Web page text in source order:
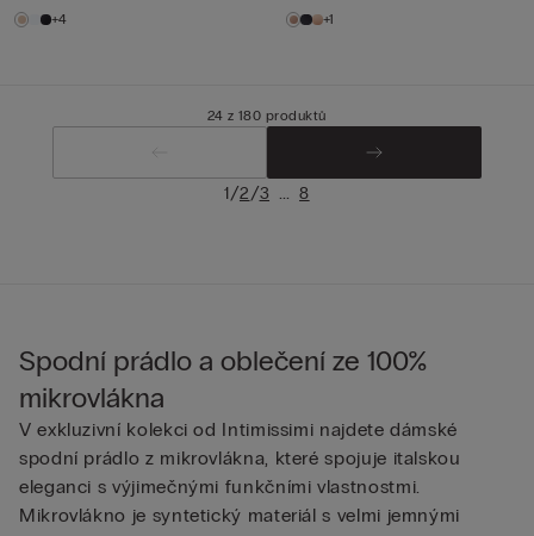
+4 +1
24 z 180 produktů
1/2/3 ... 8
Spodní prádlo a oblečení ze 100%
mikrovlákna
V exkluzivní kolekci od Intimissimi najdete dámské
spodní prádlo z mikrovlákna, které spojuje italskou
eleganci s výjimečnými funkčními vlastnostmi.
Mikrovlákno je syntetický materiál s velmi jemnými